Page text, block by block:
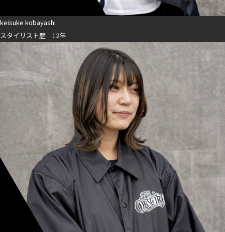
keisuke kobayashi
スタイリスト歴 12年